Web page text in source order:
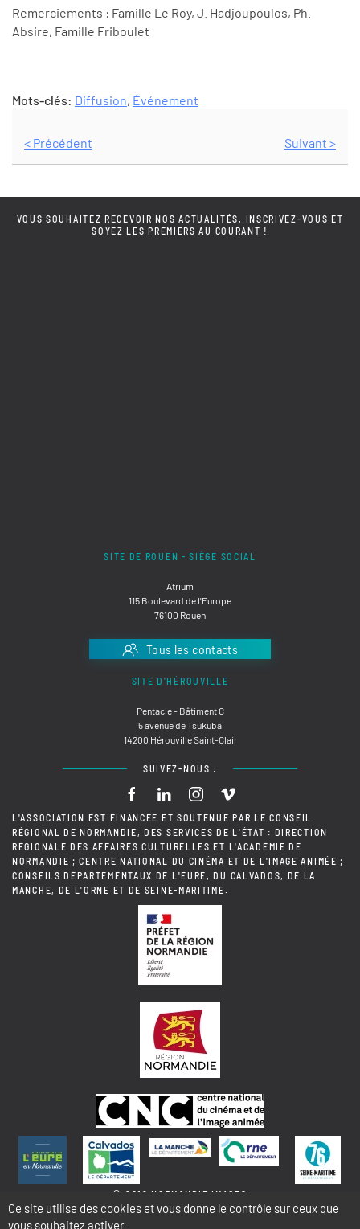
Remerciements : Famille Le Roy, J. Hadjoupoulos, Ph.
Absire, Famille Friboulet
Mots-clés: Diffusion, Événement
< Précédent Suivant >
VOUS SOUHAITEZ RECEVOIR NOS ACTUALITÉS, INSCRIVEZ-VOUS ET
SOYEZ LES PREMIERS AU COURANT !
SITE DE ROUEN - SIÈGE SOCIAL
Atrium
115 Boulevard de l'Europe
76100 Rouen
Tous les contacts
SITE D'HÉROUVILLE
Pentacle - Bâtiment C
5 avenue de Tsukuba
14200 Hérouville Saint-Clair
SUIVEZ-NOUS :
L'ASSOCIATION EST FINANCÉE ET SOUTENUE PAR LE CONSEIL
RÉGIONAL DE NORMANDIE, DES SERVICES DE L'ÉTAT : DIRECTION
RÉGIONALE DES AFFAIRES CULTURELLES ET L'ACADÉMIE DE
NORMANDIE ; CENTRE NATIONAL DU CINÉMA ET DE L'IMAGE ANIMÉE ;
CONSEILS DÉPARTEMENTAUX DE L'EURE, DU CALVADOS, DE LA
MANCHE, DE L'ORNE ET DE SEINE-MARITIME.
© 2018 NORMANDIE IMAGES
Ce site utilise des cookies et vous donne le contrôle sur ceux que
vous souhaitez activer